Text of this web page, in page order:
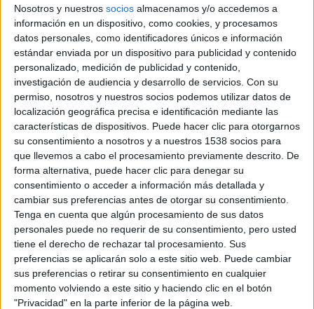
Nosotros y nuestros socios almacenamos y/o accedemos a
información en un dispositivo, como cookies, y procesamos
datos personales, como identificadores únicos e información
estándar enviada por un dispositivo para publicidad y contenido
personalizado, medición de publicidad y contenido,
investigación de audiencia y desarrollo de servicios. Con su
permiso, nosotros y nuestros socios podemos utilizar datos de
localización geográfica precisa e identificación mediante las
características de dispositivos. Puede hacer clic para otorgarnos
su consentimiento a nosotros y a nuestros 1538 socios para
que llevemos a cabo el procesamiento previamente descrito. De
forma alternativa, puede hacer clic para denegar su
consentimiento o acceder a información más detallada y
cambiar sus preferencias antes de otorgar su consentimiento.
Tenga en cuenta que algún procesamiento de sus datos
personales puede no requerir de su consentimiento, pero usted
tiene el derecho de rechazar tal procesamiento. Sus
preferencias se aplicarán solo a este sitio web. Puede cambiar
sus preferencias o retirar su consentimiento en cualquier
momento volviendo a este sitio y haciendo clic en el botón
"Privacidad" en la parte inferior de la página web.
Basada en un relato del premio nobelRabindranath
Tagore, Charulata. La esposa solitariaganó el Oso de
Plata al Mejor Director en la Berlinale en 1965, y es una
obra maestra considerada por su propio director como su
película más perfecta.
La película nos lleva a finales del siglo XIX, cuando la India
era todavía una colonia inglesa, Charu, una mujer de la alta
sociedad bengalí que lleva una vida ociosa, está casada
con Bhupati. Éste, que ha heredado una fortuna, utiliza su
dinero para publicar un periódico político y se siente
orgulloso de no haberse dejado arrastrar por la comodidad
y la desidia.
Charulata. La esposa solitariaestá protagonizada por